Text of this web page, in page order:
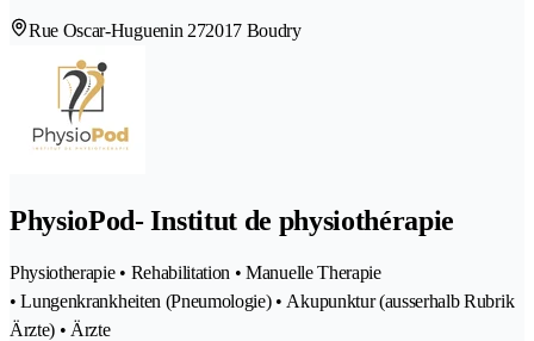
Rue Oscar-Huguenin 272017 Boudry
PhysioPod- Institut de physiothérapie
Physiotherapie • Rehabilitation • Manuelle Therapie
• Lungenkrankheiten (Pneumologie) • Akupunktur (ausserhalb Rubrik
Ärzte) • Ärzte